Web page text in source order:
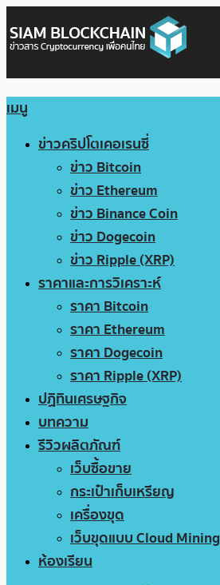
เมนู
ข่าวคริปโตเคอเรนซี่
ข่าว Bitcoin
ข่าว Ethereum
ข่าว Binance Coin
ข่าว Dogecoin
ข่าว Ripple (XRP)
ราคาและการวิเคราะห์
ราคา Bitcoin
ราคา Ethereum
ราคา Dogecoin
ราคา Ripple (XRP)
ปฏิทินเศรษฐกิจ
บทความ
รีวิวผลิตภัณฑ์
เว็บซื้อขาย
กระเป๋าเก็บเหรียญ
เครื่องขุด
เว็บขุดแบบ Cloud Mining
ห้องเรียน